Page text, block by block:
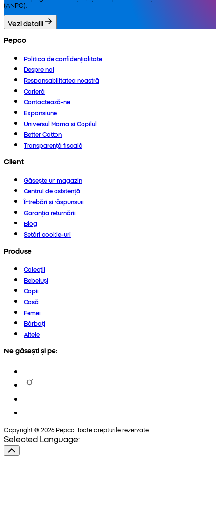
(ANPC).
Vezi detalii
Pepco
Politica de confidențialitate
Despre noi
Responsabilitatea noastră
Carieră
Contactează-ne
Expansiune
Universul Mama și Copilul
Better Cotton
Transparență fiscală
Client
Găsește un magazin
Centrul de asistență
Întrebări și răspunsuri
Garanția returnării
Blog
Setări cookie-uri
Produse
Colecții
Bebeluși
Copii
Casă
Femei
Bărbați
Altele
Ne găsești și pe:
Copyright © 2026 Pepco. Toate drepturile rezervate.
Selected Language: